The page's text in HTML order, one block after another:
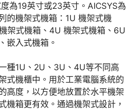
為19英寸或23英寸。AICSYS為
的機架式機箱：1U 機架式機
架式機箱、4U 機架式機箱、6U
嵌入式機箱。
種1U、2U、3U、4U等不同高
式機櫃中。用於工業電腦系統的
高度，以方便地放置於水平機架
機箱更有效。通過機架式設計，